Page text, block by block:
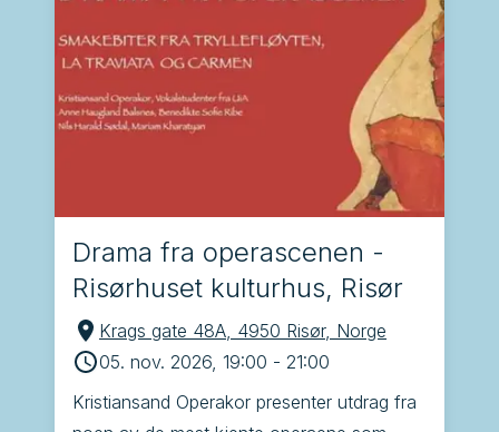
Drama fra operascenen -
Risørhuset kulturhus, Risør
Krags gate 48A, 4950 Risør, Norge
05. nov. 2026, 19:00 - 21:00
Kristiansand Operakor presenter utdrag fra